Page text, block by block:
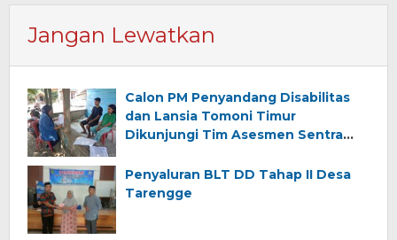
Jangan Lewatkan
Calon PM Penyandang Disabilitas
dan Lansia Tomoni Timur
Dikunjungi Tim Asesmen Sentra
Penyaluran BLT DD Tahap II Desa
Tarengge